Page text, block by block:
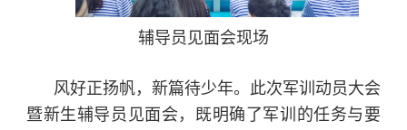
辅导员见面会现场
风好正扬帆，新篇待少年。此次军训动员大会
暨新生辅导员见面会，既明确了军训的任务与要